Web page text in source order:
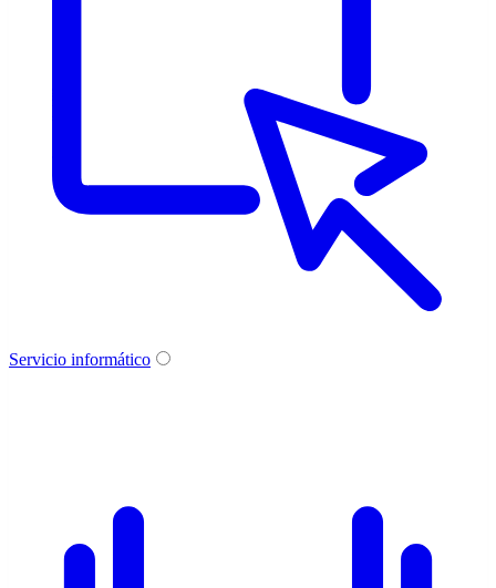
Servicio informático